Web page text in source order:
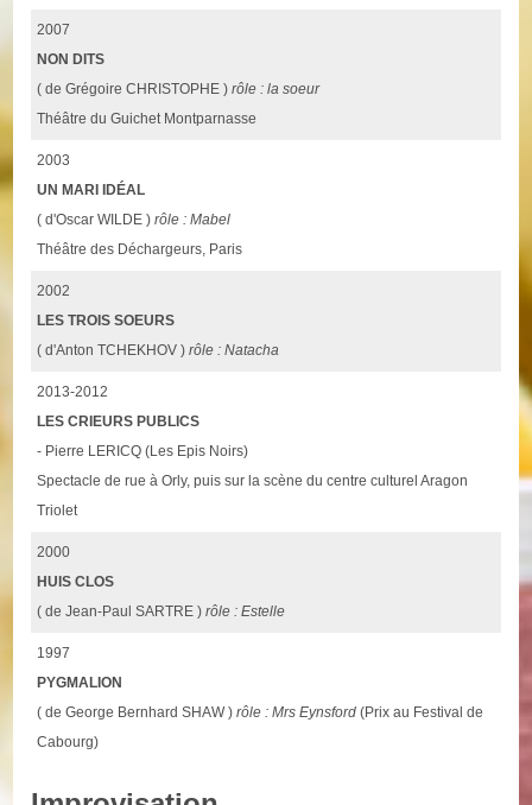
2007
NON DITS
( de Grégoire CHRISTOPHE )rôle : la soeur
Théâtre du Guichet Montparnasse
2003
UN MARI IDÉAL
( d'Oscar WILDE )rôle : Mabel
Théâtre des Déchargeurs, Paris
2002
LES TROIS SOEURS
( d'Anton TCHEKHOV )rôle : Natacha
2013-2012
LES CRIEURS PUBLICS
- Pierre LERICQ (Les Epis Noirs)
Spectacle de rue à Orly, puis sur la scène du centre culturel Aragon
Triolet
2000
HUIS CLOS
( de Jean-Paul SARTRE )rôle : Estelle
1997
PYGMALION
( de George Bernhard SHAW )rôle : Mrs Eynsford (Prix au Festival de
Cabourg)